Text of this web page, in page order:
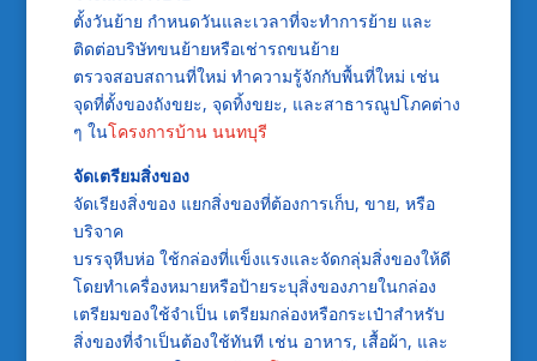
ตั้งวันย้าย กำหนดวันและเวลาที่จะทำการย้าย และ
ติดต่อบริษัทขนย้ายหรือเช่ารถขนย้าย
ตรวจสอบสถานที่ใหม่ ทำความรู้จักกับพื้นที่ใหม่ เช่น
จุดที่ตั้งของถังขยะ, จุดทิ้งขยะ, และสาธารณูปโภคต่าง
ๆ ในโครงการบ้าน นนทบุรี
จัดเตรียมสิ่งของ
จัดเรียงสิ่งของ แยกสิ่งของที่ต้องการเก็บ, ขาย, หรือ
บริจาค
บรรจุหีบห่อ ใช้กล่องที่แข็งแรงและจัดกลุ่มสิ่งของให้ดี
โดยทำเครื่องหมายหรือป้ายระบุสิ่งของภายในกล่อง
เตรียมของใช้จำเป็น เตรียมกล่องหรือกระเป๋าสำหรับ
สิ่งของที่จำเป็นต้องใช้ทันที เช่น อาหาร, เสื้อผ้า, และ